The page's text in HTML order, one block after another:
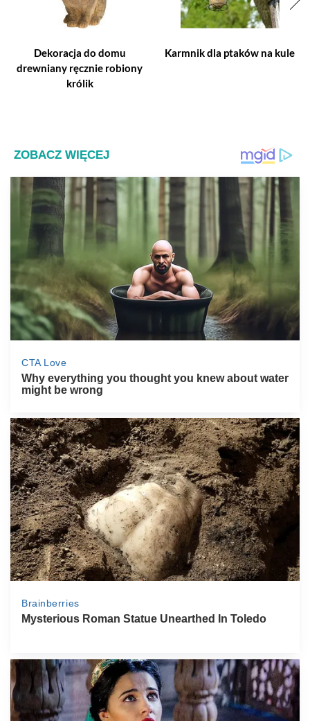
Dekoracja do domu
drewniany ręcznie robiony
królik
Karmnik dla ptaków na kule